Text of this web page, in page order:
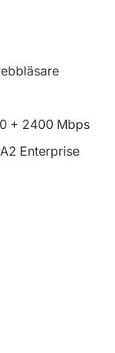
+ 2400 Mbps
Enterprise